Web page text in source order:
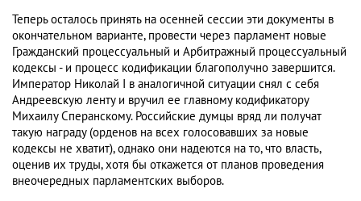
Теперь осталось принять на осенней сессии эти документы в
окончательном варианте, провести через парламент новые
Гражданский процессуальный и Арбитражный процессуальный
кодексы - и процесс кодификации благополучно завершится.
Император Николай I в аналогичной ситуации снял с себя
Андреевскую ленту и вручил ее главному кодификатору
Михаилу Сперанскому. Российские думцы вряд ли получат
такую награду (орденов на всех голосовавших за новые
кодексы не хватит), однако они надеются на то, что власть,
оценив их труды, хотя бы откажется от планов проведения
внеочередных парламентских выборов.